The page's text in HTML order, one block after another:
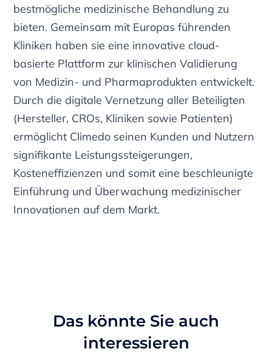
bestmögliche medizinische Behandlung zu
bieten. Gemeinsam mit Europas führenden
Kliniken haben sie eine innovative cloud-
basierte Plattform zur klinischen Validierung
von Medizin- und Pharmaprodukten entwickelt.
Durch die digitale Vernetzung aller Beteiligten
(Hersteller, CROs, Kliniken sowie Patienten)
ermöglicht Climedo seinen Kunden und Nutzern
signifikante Leistungssteigerungen,
Kosteneffizienzen und somit eine beschleunigte
Einführung und Überwachung medizinischer
Innovationen auf dem Markt.
Das könnte Sie auch
interessieren